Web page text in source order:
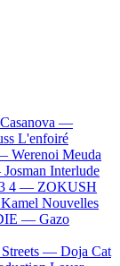
Casanova —
L'enfoiré
Werenoi Meuda
Josman Interlude
4 — ZOKUSH
Nouvelles
— Gazo
Streets — Doja Cat